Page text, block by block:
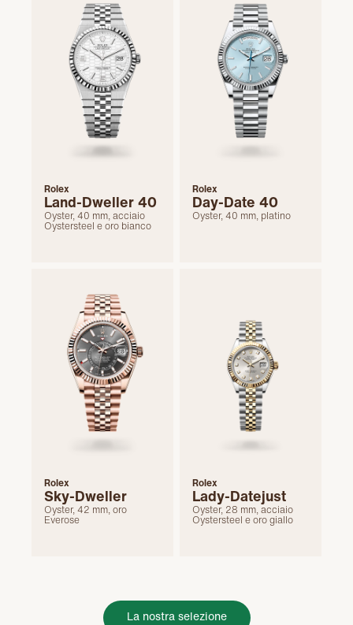
Rolex
Land-Dweller 40
Oyster, 40 mm, acciaio
Oystersteel e oro bianco
Rolex
Day-Date 40
Oyster, 40 mm, platino
Rolex
Sky-Dweller
Oyster, 42 mm, oro
Everose
Rolex
Lady-Datejust
Oyster, 28 mm, acciaio
Oystersteel e oro giallo
La nostra selezione